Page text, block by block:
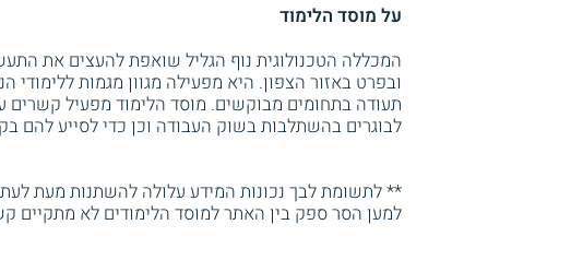
על מוסד הלימוד
המכללה הטכנולוגית נוף הגליל שואפת להעצים את
ובפרט באזור הצפון. היא מפעילה מגוון מגמות ללימודי
תעודה בתחומים מבוקשים. מוסד הלימוד מפעיל
לבוגרים בהשתלבות בשוק העבודה וכן כדי לסייע להם
** לתשומת לבך נכונות המידע עלולה להשתנות מעת
למען הסר ספק בין האתר למוסד הלימודים לא מתקיים